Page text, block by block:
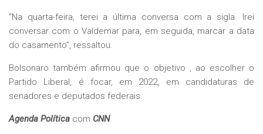
“Na quarta-feira, terei a última conversa com a sigla. Irei
conversar com o Valdemar para, em seguida, marcar a data
do casamento”, ressaltou.
Bolsonaro também afirmou que o objetivo , ao escolher o
Partido Liberal, é focar, em 2022, em candidaturas de
senadores e deputados federais.
Agenda Política com CNN